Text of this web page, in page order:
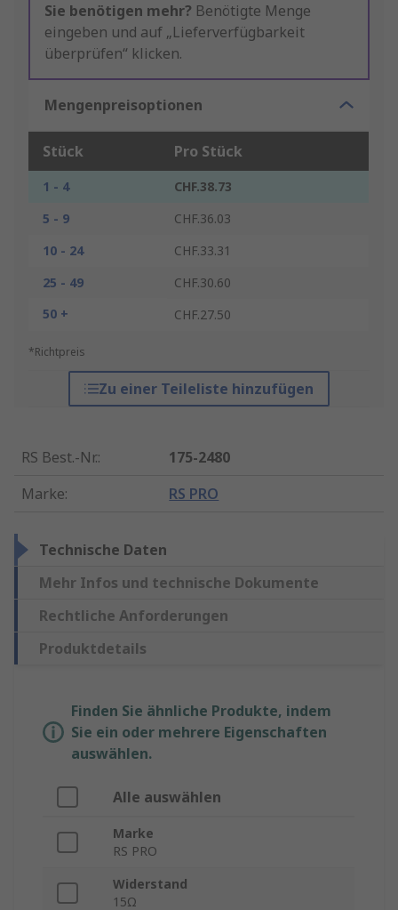
Sie benötigen mehr? Benötigte Menge
eingeben und auf „Lieferverfügbarkeit
überprüfen“ klicken.
Mengenpreisoptionen
Stück Pro Stück
1 - 4
CHF.38.73
5 - 9
CHF.36.03
10 - 24
CHF.33.31
25 - 49
CHF.30.60
50 +
CHF.27.50
*Richtpreis
Zu einer Teileliste hinzufügen
RS Best.-Nr.:
175-2480
Marke: RS PRO
Technische Daten
Mehr Infos und technische Dokumente
Rechtliche Anforderungen
Produktdetails
Finden Sie ähnliche Produkte, indem
Sie ein oder mehrere Eigenschaften
auswählen.
Alle auswählen
Marke
RS PRO
Widerstand
15Ω